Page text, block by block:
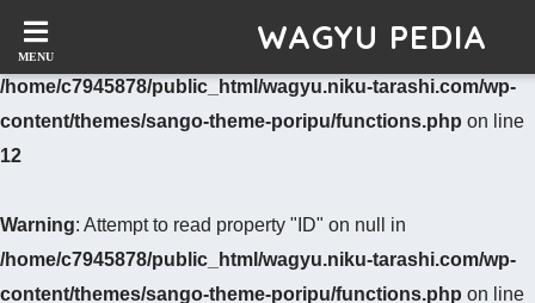
Warning
: Undefined variable $post in
/home/c7945878/public_html/wagyu.niku-tarashi.com/wp-
content/themes/sango-theme-poripu/functions.php on line
12
Warning: Attempt to read property "ID" on null in
/home/c7945878/public_html/wagyu.niku-tarashi.com/wp-
content/themes/sango-theme-poripu/functions.php on line
WAGYU PEDIA